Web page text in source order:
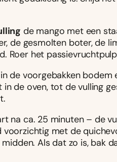
de mango met een
de gesmolten boter, de
Roer het
de voorgebakken
de oven, tot de vulling
na ca. 25 minuten – de
voorzichtig met de
Als dat zo is, bak